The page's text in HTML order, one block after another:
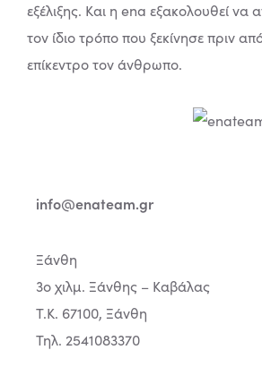
εξέλιξης. Και η ena εξακολουθεί να
τον ίδιο τρόπο που ξεκίνησε πριν
επίκεντρο τον άνθρωπο.
info@enateam.gr
Ξάνθη
3ο χιλμ. Ξάνθης – Καβάλας
Τ.Κ. 67100, Ξάνθη
Τηλ. 2541083370